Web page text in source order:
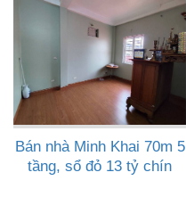
Bán nhà Minh Khai 70m 5
tầng, sổ đỏ 13 tỷ chín